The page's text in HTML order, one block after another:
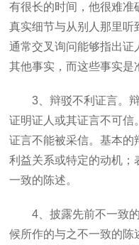
有很长的时间，他很难准
真实细节与从别人那里听
通常交叉询问能够指出
其他事实，而这些事实是
3 、辩驳不利证言。
证明证人或其证言不可
证言不能被采信。基本的
利益关系或特定的动机；
一致的陈述。
4 、披露先前不一致
候所作的与之不一致的陈